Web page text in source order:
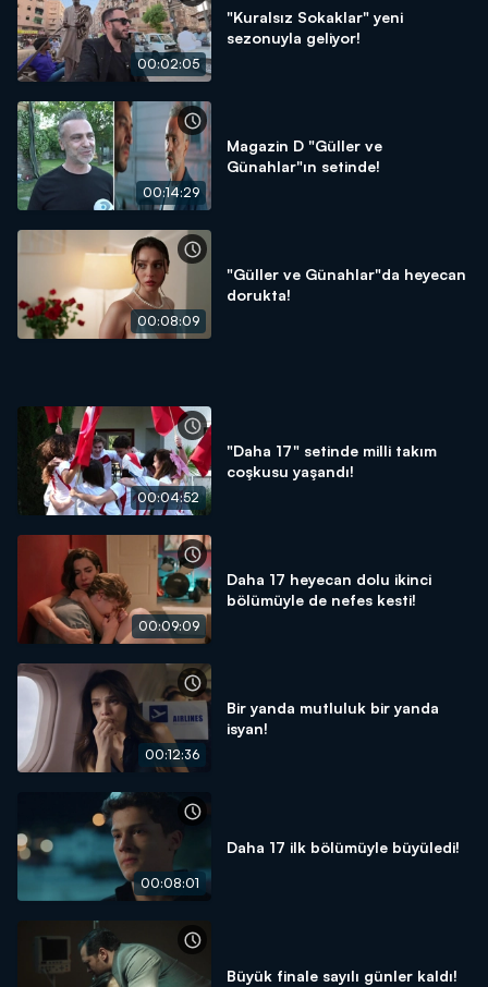
00:02:05
"Kuralsız Sokaklar" yeni
sezonuyla geliyor!
00:14:29
Magazin D "Güller ve
Günahlar"ın setinde!
00:08:09
"Güller ve Günahlar"da heyecan
dorukta!
00:04:52
"Daha 17" setinde milli takım
coşkusu yaşandı!
00:09:09
Daha 17 heyecan dolu ikinci
bölümüyle de nefes kesti!
00:12:36
Bir yanda mutluluk bir yanda
isyan!
00:08:01
Daha 17 ilk bölümüyle büyüledi!
Büyük finale sayılı günler kaldı!